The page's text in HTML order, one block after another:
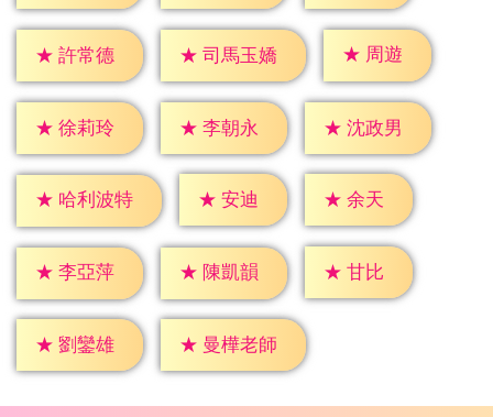
★ 許常德 ★ 司馬玉嬌 ★ 周遊
★ 徐莉玲 ★ 李朝永 ★ 沈政男
★ 哈利波特 ★ 安迪 ★ 余天
★ 李亞萍 ★ 陳凱韻 ★ 甘比
★ 劉鑾雄 ★ 曼樺老師